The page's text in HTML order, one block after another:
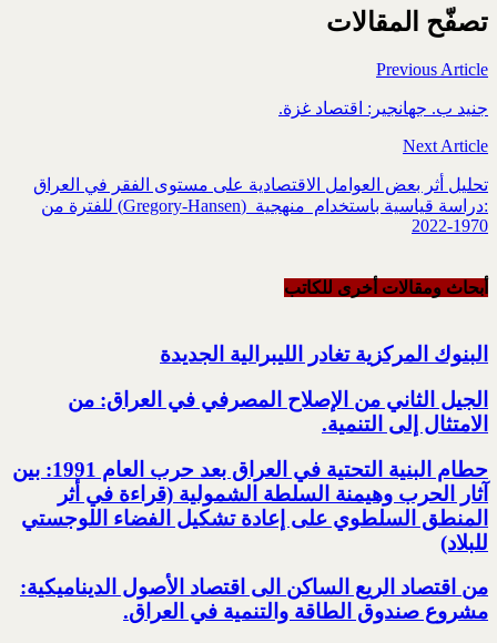
تصفّح المقالات
Previous Article
جنيد ب. جهانجير: اقتصاد غزة.
Next Article
تحليل أثر بعض العوامل الاقتصادية على مستوى الفقر في العراق
:دراسة قياسية باستخدام ‏ منهجية ‏‎ ‎‏(‏Gregory-Hansen‏)‏‎ ‎للفترة من
1970-2022‏
أبحاث ومقالات أخرى للکاتب
البنوك المركزية تغادر الليبرالية الجديدة
الجيل الثاني من الإصلاح المصرفي في العراق: من
الامتثال إلى التنمية.‏
حطام البنية التحتية في العراق بعد حرب العام 1991: بين
آثار الحرب وهيمنة السلطة الشمولية‎ ‏(قراءة في أثر
المنطق السلطوي على إعادة تشكيل الفضاء اللوجستي
للبلاد)‏
من اقتصاد الريع الساكن الى اقتصاد الأصول الديناميكية:
مشروع صندوق الطاقة والتنمية في العراق‎.